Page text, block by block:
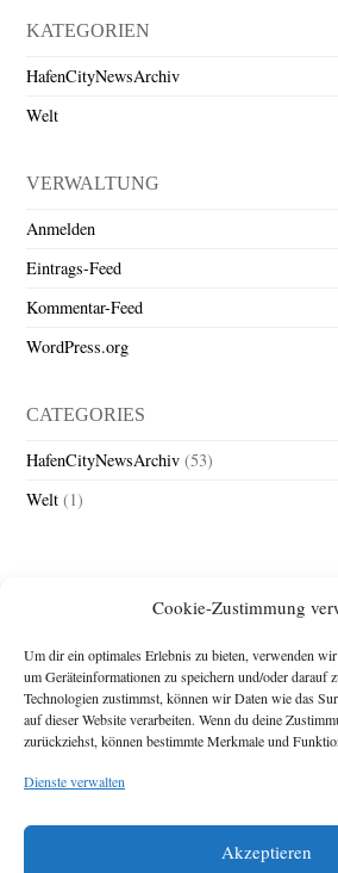
Cookie-Zustimmung
Um dir ein optimales Erlebnis zu bieten, verwenden
um Geräteinformationen zu speichern und/oder darauf
Technologien zustimmst, können wir Daten wie das
auf dieser Website verarbeiten. Wenn du deine
zurückziehst, können bestimmte Merkmale und
Dienste verwalten
Akzeptieren
KATEGORIEN
HafenCityNewsArchiv
Welt
VERWALTUNG
Anmelden
Eintrags-Feed
Kommentar-Feed
WordPress.org
CATEGORIES
HafenCityNewsArchiv (53)
Welt (1)